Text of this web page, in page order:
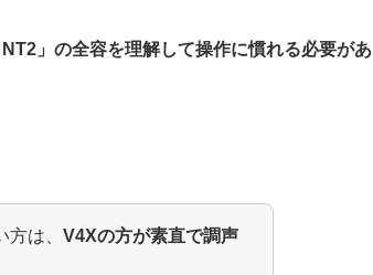
」の全容を理解して操作に慣れる必要があ
は、 V4Xの方が素直で調声